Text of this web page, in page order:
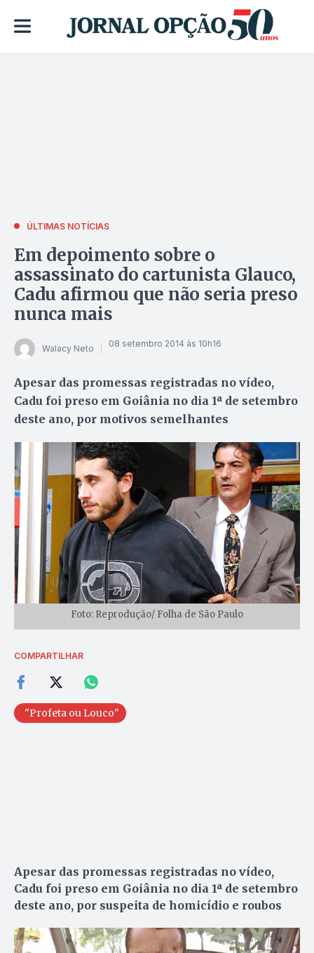
ÚLTIMAS NOTÍCIAS
Em depoimento sobre o
assassinato do cartunista Glauco,
Cadu afirmou que não seria preso
nunca mais
Walacy Neto 08 setembro 2014 às 10h16
Apesar das promessas registradas no vídeo,
Cadu foi preso em Goiânia no dia 1ª de setembro
deste ano, por motivos semelhantes
Foto: Reprodução/ Folha de São Paulo
COMPARTILHAR
"Profeta ou Louco"
Apesar das promessas registradas no vídeo,
Cadu foi preso em Goiânia no dia 1ª de setembro
deste ano, por suspeita de homicídio e roubos